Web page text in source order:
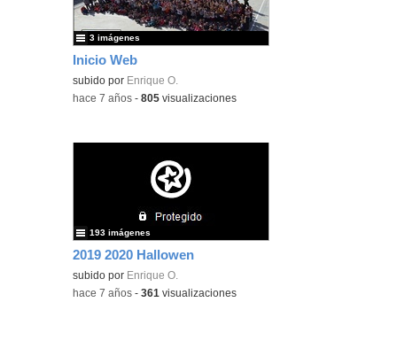
Inicio Web
subido por Enrique O.
3 imágenes
-hace 7 años -805 visualizaciones
2019 2020 Hallowen
subido por Enrique O.
193 imágenes
-hace 7 años -361 visualizaciones